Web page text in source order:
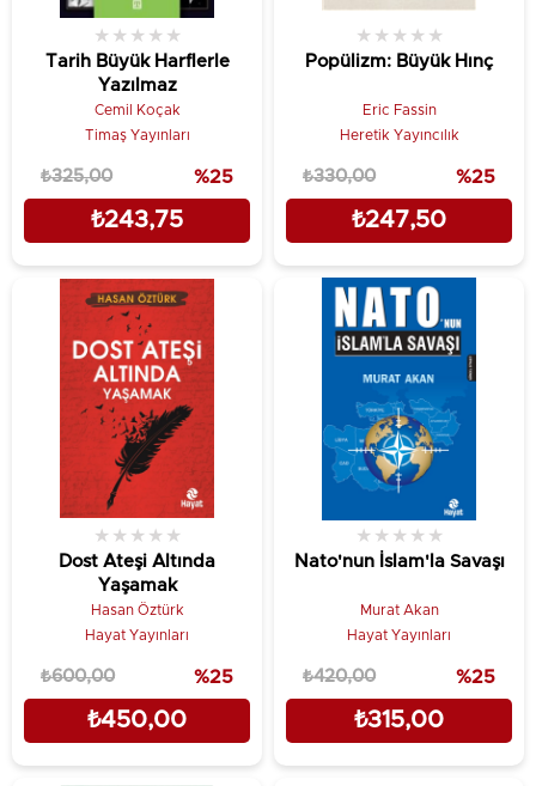
Tarih Büyük Harflerle
Yazılmaz
★ ★ ★ ★ ★
Cemil Koçak
Timaş Yayınları
₺243,75
₺325,00 %25
Popülizm: Büyük Hınç
★ ★ ★ ★ ★
Eric Fassin
Heretik Yayıncılık
₺247,50
₺330,00 %25
Dost Ateşi Altında
Yaşamak
★ ★ ★ ★ ★
Hasan Öztürk
Hayat Yayınları
₺450,00
₺600,00 %25
Nato'nun İslam'la Savaşı
★ ★ ★ ★ ★
Murat Akan
Hayat Yayınları
₺315,00
₺420,00 %25